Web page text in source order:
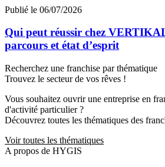
Publié le 06/07/2026
Qui peut réussir chez
parcours et état d’esprit
Recherchez une franchise par thématique
Trouvez le secteur de vos rêves !
Vous souhaitez ouvrir une entreprise en
d'activité particulier ?
Découvrez toutes les thématiques des
Voir toutes les thématiques
A propos de HYGIS